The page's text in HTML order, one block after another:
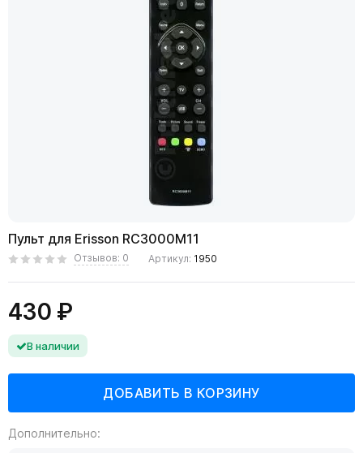
Пульт для Erisson RC3000M11
Отзывов: 0 Артикул: 1950
430 ₽
В наличии
Дополнительно: